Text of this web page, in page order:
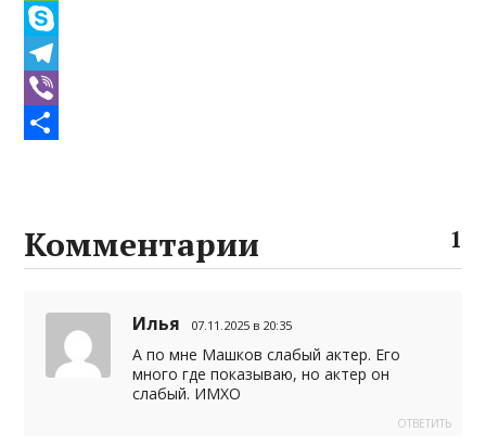
ah
a
t
s
M
e
s
s
S
k
y
T
e
r
V
r
р
Комментарии 1
Илья 07.11.2025 в 20:35
А по мне Машков слабый актер. Его
много где показываю, но актер он
слабый. ИМХО
ОТВЕТИТЬ